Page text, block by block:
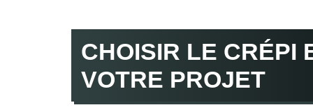
CHOISIR LE CRÉPI
VOTRE PROJET